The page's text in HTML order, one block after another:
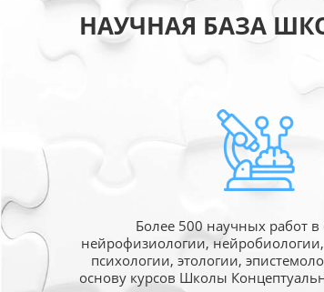
НАУЧНАЯ БАЗА
Более 500 научных работ в
нейрофизиологии,
психологии, этологии,
основу курсов Школы